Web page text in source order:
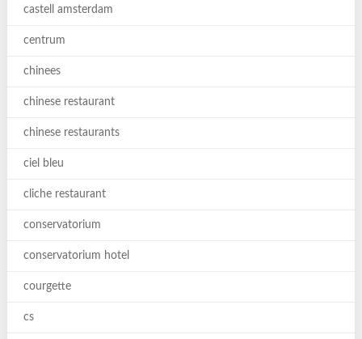
castell amsterdam
centrum
chinees
chinese restaurant
chinese restaurants
ciel bleu
cliche restaurant
conservatorium
conservatorium hotel
courgette
cs